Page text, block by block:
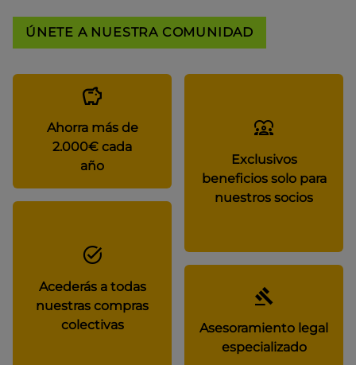
ÚNETE A NUESTRA COMUNIDAD
Ahorra más de
2.000€ cada
año
Exclusivos
beneficios solo para
nuestros socios
Acederás a todas
nuestras compras
colectivas
Asesoramiento legal
especializado